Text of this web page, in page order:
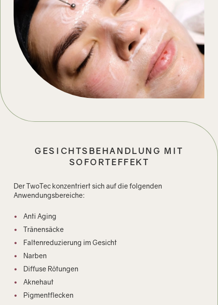
GESICHTSBEHANDLUNG MIT
SOFORTEFFEKT
Der TwoTec konzentriert sich auf die folgenden
Anwendungsbereiche:
Anti Aging
Tränensäcke
Faltenreduzierung im Gesicht
Narben
Diffuse Rötungen
Aknehaut
Pigmentflecken